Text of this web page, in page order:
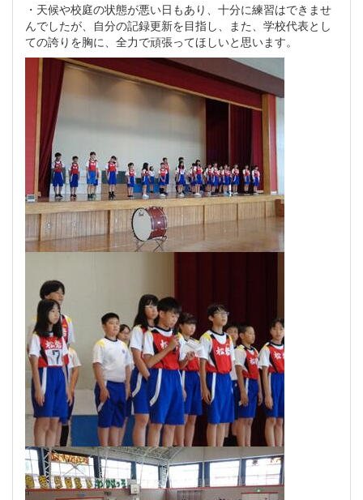
・天候や校庭の状態が悪い日もあり、十分に練習はできませ
んでしたが、自分の記録更新を目指し、また、学校代表とし
ての誇りを胸に、全力で頑張ってほしいと思います。